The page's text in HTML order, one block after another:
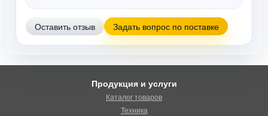
Оставить отзыв Задать вопрос по поставке
Продукция и услуги
Каталог товаров
Техника